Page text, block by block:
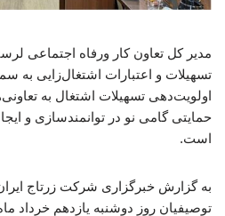
مدیر کل تعاون کار ورفاه اجتماعی
تسهیلات و اعتبارات اشتغال‌زایی
اولویت‌دهی تسهیلات اشتغال به
حمایتی گامی نو در توانمندسازی و
است.
به گزارش خبرگزاری شرکت زرتاج
توصیفیان روز دوشنبه یازدهم خرداد